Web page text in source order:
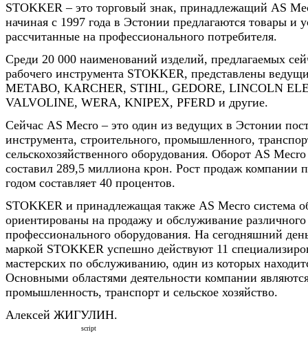
STOKKER – это торговый знак, принадлежащий АS
начиная с 1997 года в Эстонии предлагаются товары и
рассчитанные на профессионального потребителя.
Среди 20 000 наименований изделий, предлагаемых
рабочего инструмента STOKKER, представлены
METABO, KARCHER, STIHL, GEDORE, LINCOLN
VALVOLINE, WERA, KNIPEX, PFERD и другие.
Сейчас АS Mecro – это один из ведущих в Эстонии
инструмента, строительного, промышленного,
сельскохозяйственного оборудования. Оборот АS Mecro
составил 289,5 миллиона крон. Рост продаж компании
годом составляет 40 процентов.
STOKKER и принадлежащая также АS Mecro система
ориентированы на продажу и обслуживание различного
профессионального оборудования. На сегодняшний
маркой STOKKER успешно действуют 11
мастерских по обслуживанию, один из которых
Основными областями деятельности компании
промышленность, транспорт и сельское хозяйство.
Алексей ЖИГУЛИН.
script